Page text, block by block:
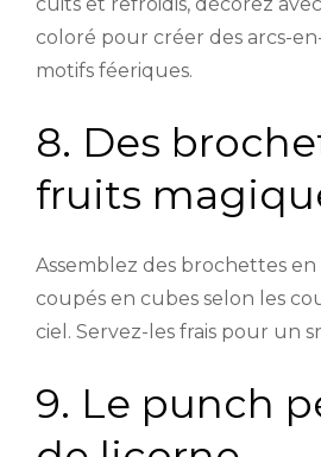
coloré pour créer des arcs-
motifs féeriques.
8. Des
fruits
Assemblez des brochettes
coupés en cubes selon les
ciel. Servez-les frais pour un
9. Le punch